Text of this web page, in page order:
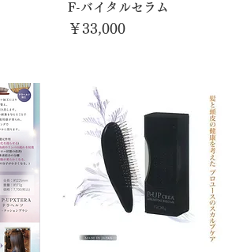
F-バイタルセラム
価格
￥33,000